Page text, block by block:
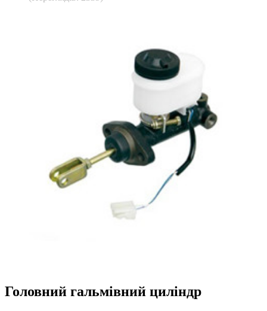
Головний гальмівний циліндр